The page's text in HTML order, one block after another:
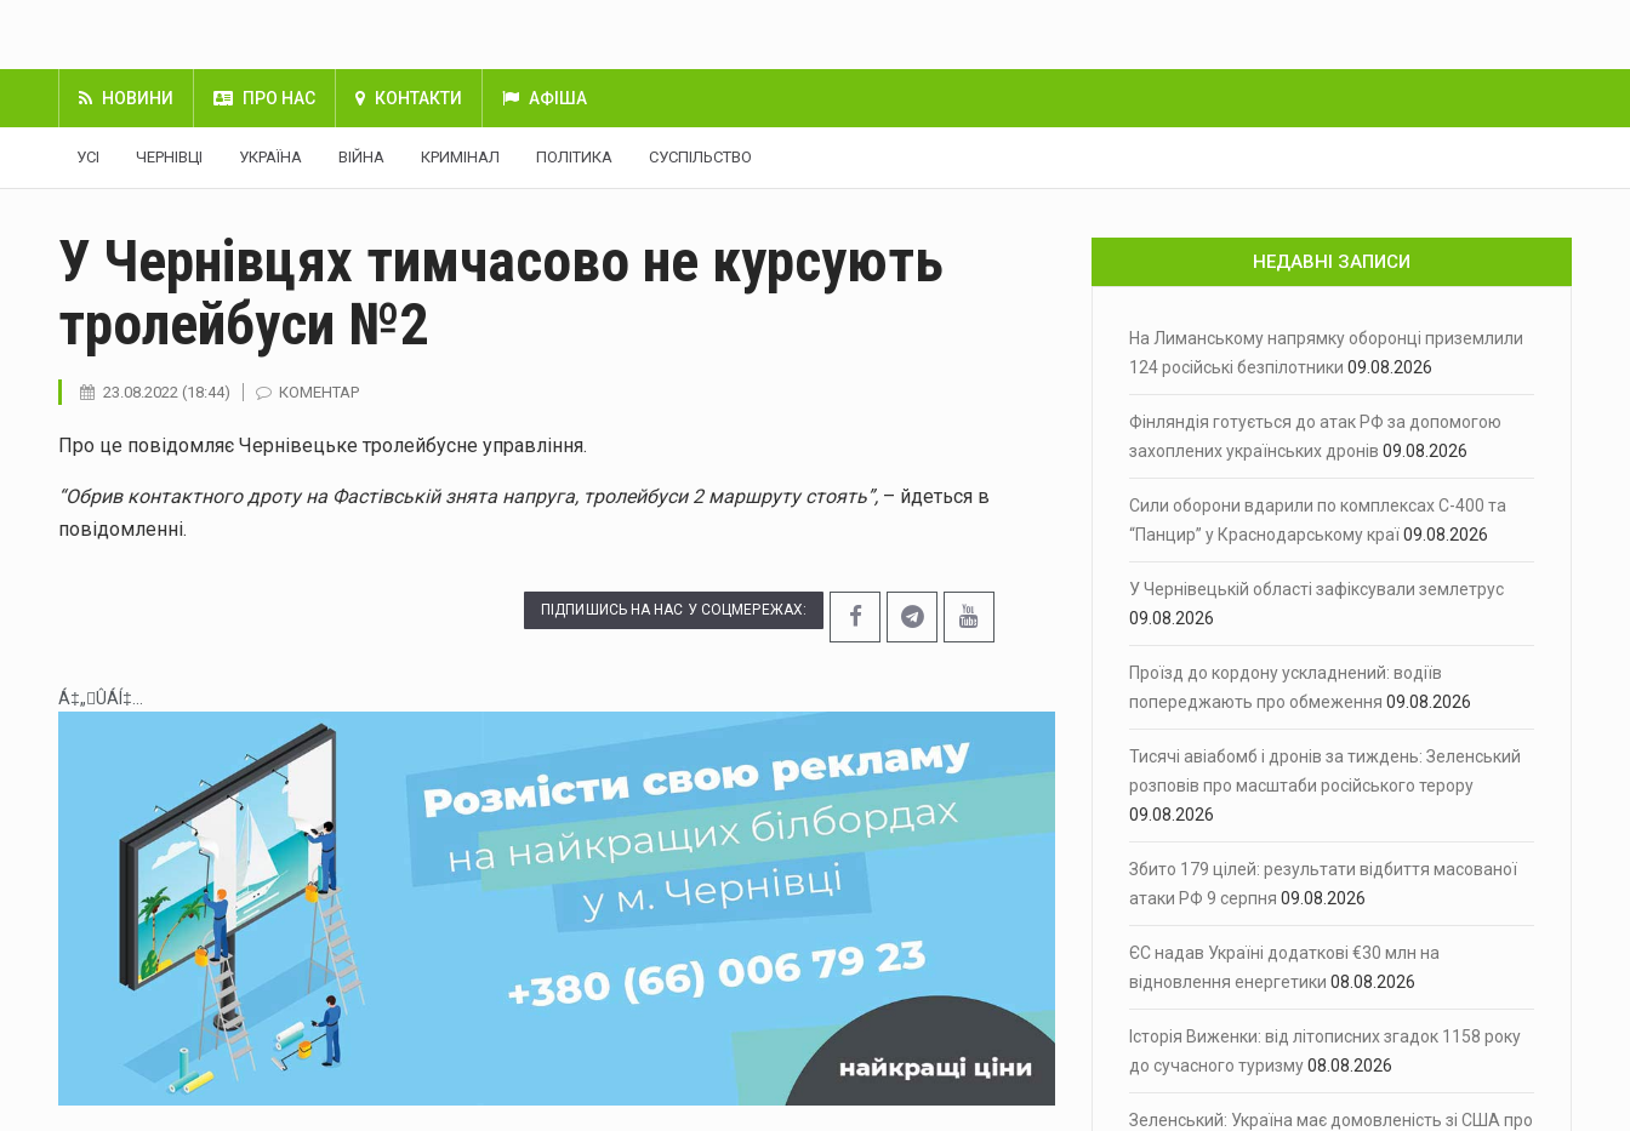
НОВИНИ ПРО НАС КОНТАКТИ АФІША
УСІ ЧЕРНІВЦІ УКРАЇНА ВІЙНА КРИМІНАЛ ПОЛІТИКА СУСПІЛЬСТВО
У Чернівцях тимчасово не курсують
тролейбуси №2
23.08.2022 (18:44) КОМЕНТАР
Про це повідомляє Чернівецьке тролейбусне управління.
“Обрив контактного дроту на Фастівській знята напруга, тролейбуси 2 маршруту стоять”, – йдеться в
повідомленні.
ПІДПИШИСЬ НА НАС У СОЦМЕРЕЖАХ:
Á‡„ÛÁÍ‡...
НЕДАВНІ ЗАПИСИ
На Лиманському напрямку оборонці приземлили
124 російські безпілотники 09.08.2026
Фінляндія готується до атак РФ за допомогою
захоплених українських дронів 09.08.2026
Сили оборони вдарили по комплексах С-400 та
“Панцир” у Краснодарському краї09.08.2026
У Чернівецькій області зафіксували землетрус
09.08.2026
Проїзд до кордону ускладнений: водіїв
попереджають про обмеження 09.08.2026
Тисячі авіабомб і дронів за тиждень: Зеленський
розповів про масштаби російського терору
09.08.2026
Збито 179 цілей: результати відбиття масованої
атаки РФ 9 серпня 09.08.2026
ЄС надав Україні додаткові €30 млн на
відновлення енергетики 08.08.2026
Історія Виженки: від літописних згадок 1158 року
до сучасного туризму08.08.2026
Зеленський: Україна має домовленість зі США про